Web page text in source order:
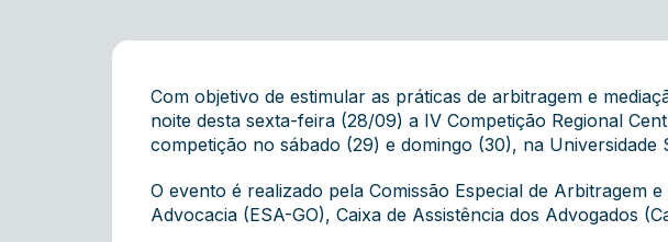
Com objetivo de estimular as práticas de arbitragem e
noite desta sexta-feira (28/09) a IV Competição Regional
competição no sábado (29) e domingo (30), na Universidade
O evento é realizado pela Comissão Especial de Arbitragem
Advocacia (ESA-GO), Caixa de Assistência dos Advogados